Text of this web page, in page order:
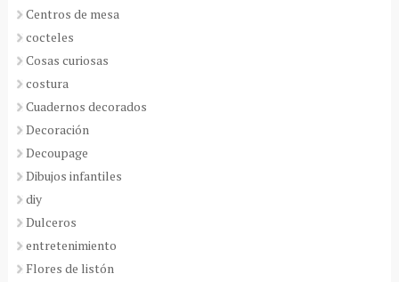
Centros de mesa
cocteles
Cosas curiosas
costura
Cuadernos decorados
Decoración
Decoupage
Dibujos infantiles
diy
Dulceros
entretenimiento
Flores de listón